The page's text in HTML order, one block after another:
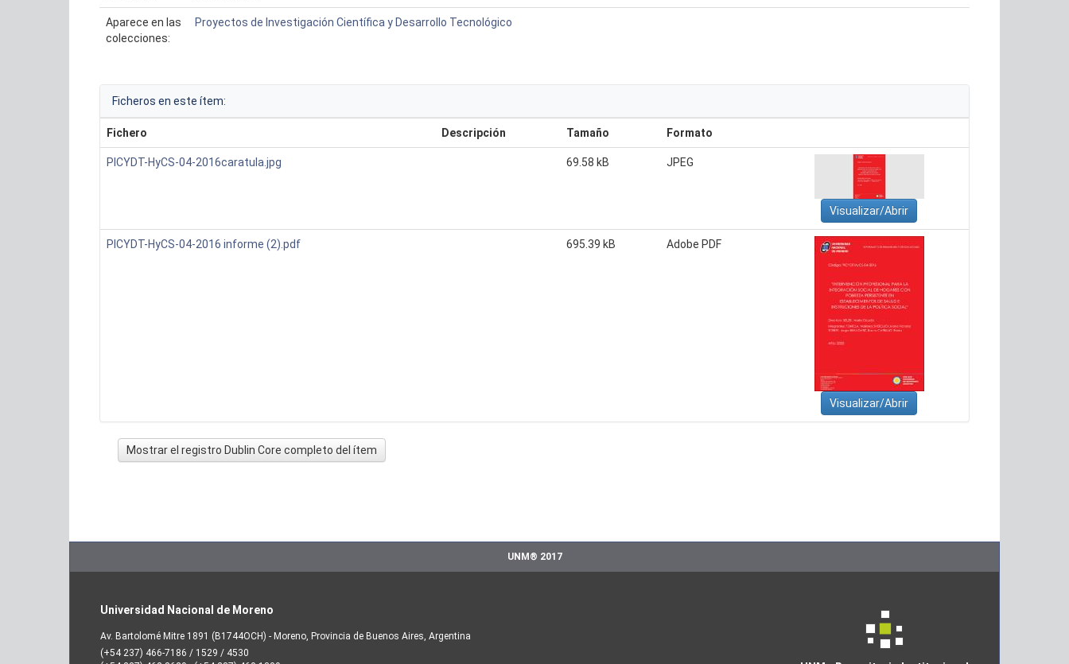
Aparece en las
colecciones:
Proyectos de Investigación Científica y Desarrollo Tecnológico
Ficheros en este ítem:
Fichero Descripción Tamaño Formato
PICYDT-HyCS-04-2016caratula.jpg 69.58 kB JPEG
Visualizar/Abrir
PICYDT-HyCS-04-2016 informe (2).pdf 695.39 kB Adobe PDF
Visualizar/Abrir
Mostrar el registro Dublin Core completo del ítem
UNM® 2017
Universidad Nacional de Moreno
Av. Bartolomé Mitre 1891 (B1744OCH) - Moreno, Provincia de Buenos Aires, Argentina
(+54 237) 466-7186 / 1529 / 4530